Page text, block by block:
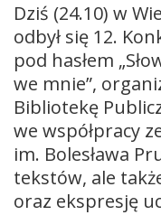
Dziś (24.10) w
odbył się 12.
pod hasłem
we mnie”,
Bibliotekę
we współpracy
im. Bolesława
tekstów, ale
oraz ekspresję